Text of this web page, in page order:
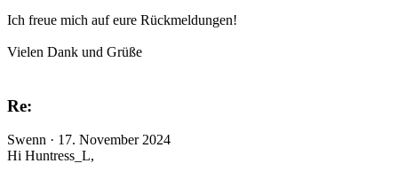
Ich freue mich auf eure Rückmeldungen!
Vielen Dank und Grüße
Re:
Swenn · 17. November 2024
Hi Huntress_L,